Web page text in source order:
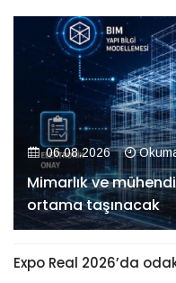
06.08.2026
Mimarlık ve
ortama taşınacak
Expo Real 2026’da